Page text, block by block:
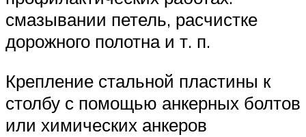
смазывании петель, расчистке
дорожного полотна и т. п.
Крепление стальной пластины к
столбу с помощью анкерных болтов
или химических анкеров